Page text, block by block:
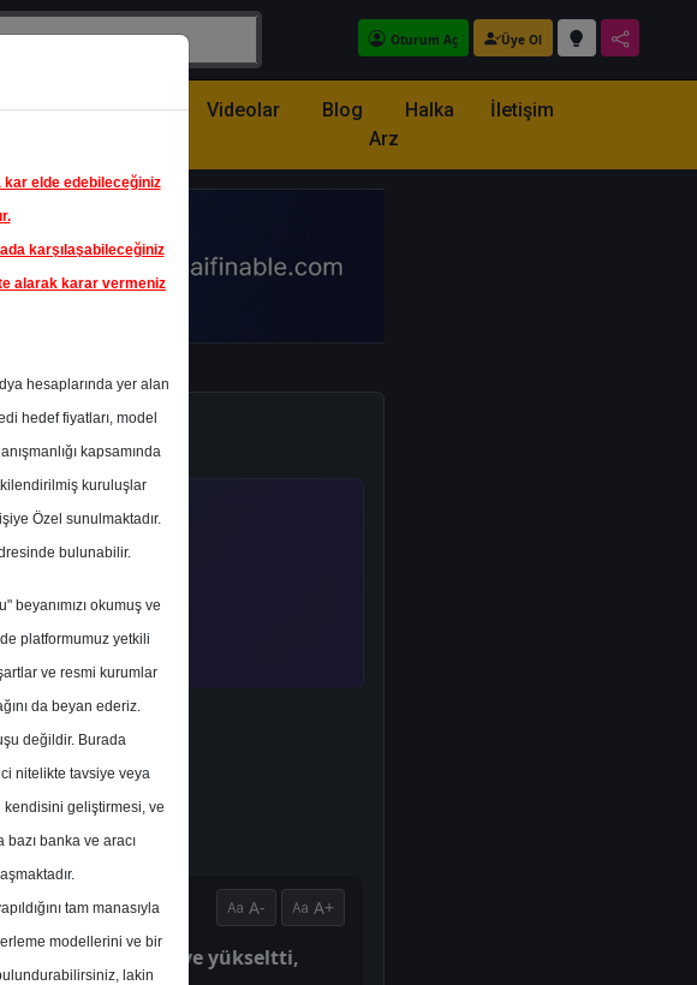
Oturum Aç Üye Ol
Partnerlerimiz Videolar Blog
Halka
Arz
İletişim
A- A+
TL'den 16.46 TL'ye yükseltti,
kar elde edebileceğiniz
karşılaşabileceğiniz
alarak karar vermeniz
hesaplarında yer alan
hedef fiyatları, model
kapsamında
kuruluşlar
Özel sunulmaktadır.
bulunabilir.
beyanımızı okumuş ve
platformumuz yetkili
ve resmi kurumlar
da beyan ederiz.
değildir. Burada
nitelikte tavsiye veya
kendisini geliştirmesi, ve
bazı banka ve aracı
tam manasıyla
modellerini ve bir
lakin